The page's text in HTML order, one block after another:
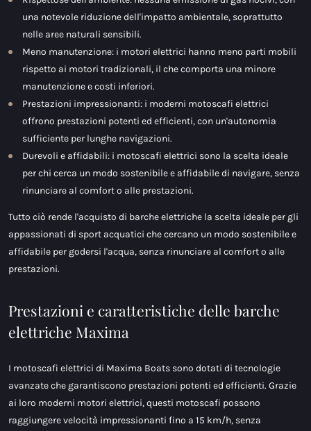
una notevole riduzione dell'impatto ambientale, soprattutto
nelle aree naturali sensibili.
Meno manutenzione: i motori elettrici hanno meno parti mobili
rispetto ai motori tradizionali, il che comporta una minore
manutenzione e costi inferiori.
Prestazioni impressionanti: i moderni motoscafi elettrici
offrono prestazioni potenti ed efficienti, con un'autonomia
sufficiente per lunghe navigazioni.
Durevoli e affidabili: i motoscafi elettrici sono la scelta ideale
per chi cerca un modo sostenibile e affidabile di navigare, senza
rinunciare al comfort o alle prestazioni.
Tutto ciò rende l'acquisto di barche elettriche la scelta ideale per gli
appassionati di sport acquatici che cercano un modo sostenibile e
affidabile per godersi l'acqua, senza rinunciare al comfort o alle
prestazioni.
Prestazioni e caratteristiche delle barche
elettriche Maxima
I motoscafi elettrici di Maxima Boats sono dotati di tecnologie
avanzate che garantiscono prestazioni potenti ed efficienti. Grazie
ai loro moderni motori elettrici, questi motoscafi possono
raggiungere velocità impressionanti fino a 15 km/h, senza